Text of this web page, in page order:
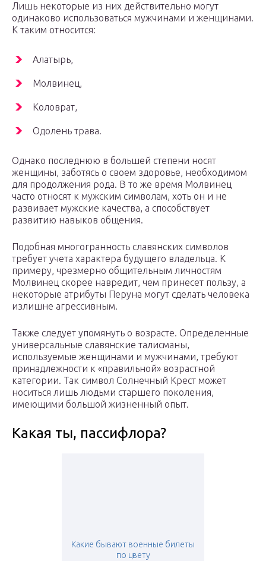
Лишь некоторые из них действительно могут
одинаково использоваться мужчинами и женщинами.
К таким относится:
Алатырь,
Молвинец,
Коловрат,
Одолень трава.
Однако последнюю в большей степени носят
женщины, заботясь о своем здоровье, необходимом
для продолжения рода. В то же время Молвинец
часто относят к мужским символам, хоть он и не
развивает мужские качества, а способствует
развитию навыков общения.
Подобная многогранность славянских символов
требует учета характера будущего владельца. К
примеру, чрезмерно общительным личностям
Молвинец скорее навредит, чем принесет пользу, а
некоторые атрибуты Перуна могут сделать человека
излишне агрессивным.
Также следует упомянуть о возрасте. Определенные
универсальные славянские талисманы,
используемые женщинами и мужчинами, требуют
принадлежности к «правильной» возрастной
категории. Так символ Солнечный Крест может
носиться лишь людьми старшего поколения,
имеющими большой жизненный опыт.
Какая ты, пассифлора?
Какие бывают военные билеты
по цвету